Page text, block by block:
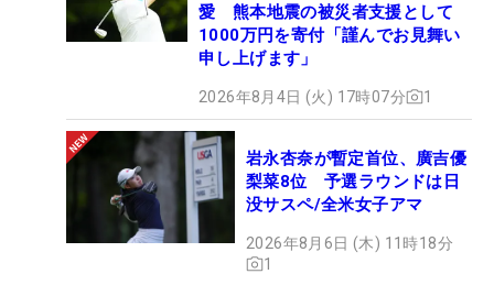
愛 熊本地震の被災者支援として
1000万円を寄付「謹んでお見舞い
申し上げます」
2026年8月4日 (火) 17時07分 1
岩永杏奈が暫定首位、廣吉優
梨菜8位 予選ラウンドは日
没サスペ/全米女子アマ
2026年8月6日 (木) 11時18分
1